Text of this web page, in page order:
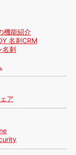
機能紹介
名刺CRM
刺
ア